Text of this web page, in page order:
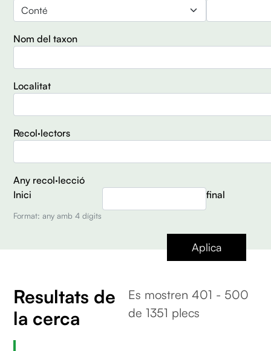
Es mostren 401 - 500
de 1351 plecs
Resultats de
la cerca
Operador
Nom del taxon
Localitat
Recol·lectors
Any recol·lecció
Inici
final
Format: any amb 4 dígits
Aplica